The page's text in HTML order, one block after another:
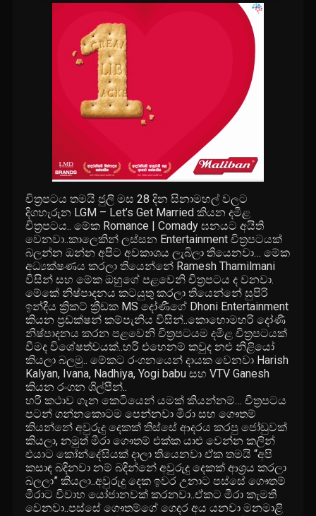
චිත්රපටය තමයි ජුලි මස 28 දින සිනාමහල් වලට
දිගහැරුන LGM – Let’s Get Married කියන දමිළ
චිත්රපටය.. මේක Romance | Comady ඝනයට අයිති
වෙනවා..කාලෙකින් ලස්සන Entertainment චිත්රපටයක්
බලන්න ඔන්න අපිට අවකාශය ලැබිලා තියෙනවා… මේක
අධ්යක්ෂණය කරලා තියෙන්නේ Ramesh Thamilmani
විසින් සහ මේක ඔහුගේ පළවෙනි චිත්රපටය ද වනවා.
මේකේ නිෂ්පාදනය කටයුතු කරලා තියෙන්නේ සුපිරි
ඉන්දීය ක්රිකට් ක්රීඩක MS දෝණීගේ Dhoni Entertainment
කියන ප්රඩක්ෂන් කම්පැනිය විසින්..කොහොමහරි දෝණී
නිෂ්පාදනය කරන පළවෙනි චිත්රපටයම දමිළ චිත්රපටයක්
වීමද විශේෂත්වයක්..හරි එහෙනම් කවුද නළු නිළියෝ
කියලා බලමු.. මේකට රංගනයෙන් දායක වෙනවා Harish
Kalyan, Ivana, Nadhiya, Yogi babu සහ VTV Ganesh
කියන රංගන ශිල්පීන්..
හරි කථාව ගැන කෙටියෙන් යමක් කියන්නම්… චිත්රපටය
පටන් ගන්නකොටම පෙන්නවා මීරා සහ ගෞතම්
කියන්නේ අවුරුදු දෙකක් තිස්සේ ආදරය කරපු ජෝඩුවක්
කියලා, නමුත් මීරා ගෞතම් එක්ක යාළු වෙන්න කලින්
එයාට කෝන්දේසියක් දාලා තියෙනවා ඒක තමයි “අපි
කසාඳ බදිනවා නම් බදින්නේ අවුරුදු දෙකක් ආශ්රය කරලා
බලලා” කියලා..අවුරුදු දෙක ඉවර උනාට පස්සේ ගෞතම්
මීරාට විවාහ යෝජානවක් කරනවා..ඒකට මීරා කැමති
වෙනවා..පස්සේ ගෞතම්ගේ ගෙදර අය යනවා මනමාළි